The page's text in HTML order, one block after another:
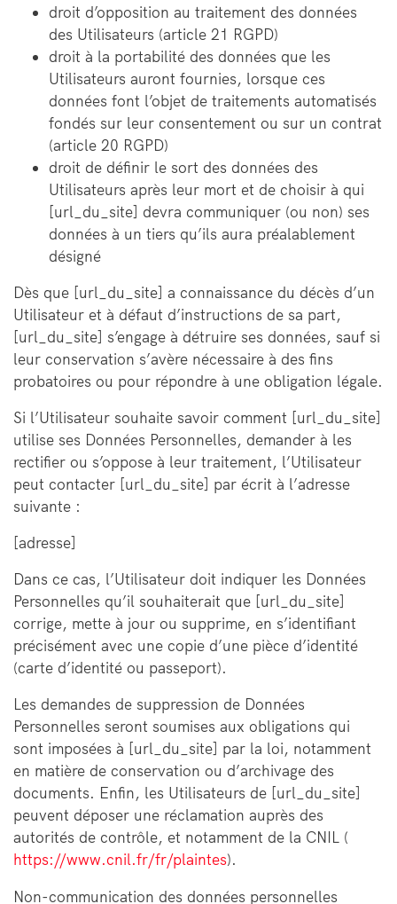
droit d’opposition au traitement des données
des Utilisateurs (article 21 RGPD)
droit à la portabilité des données que les
Utilisateurs auront fournies, lorsque ces
données font l’objet de traitements automatisés
fondés sur leur consentement ou sur un contrat
(article 20 RGPD)
droit de définir le sort des données des
Utilisateurs après leur mort et de choisir à qui
[url_du_site] devra communiquer (ou non) ses
données à un tiers qu’ils aura préalablement
désigné
Dès que [url_du_site] a connaissance du décès d’un
Utilisateur et à défaut d’instructions de sa part,
[url_du_site] s’engage à détruire ses données, sauf si
leur conservation s’avère nécessaire à des fins
probatoires ou pour répondre à une obligation légale.
Si l’Utilisateur souhaite savoir comment [url_du_site]
utilise ses Données Personnelles, demander à les
rectifier ou s’oppose à leur traitement, l’Utilisateur
peut contacter [url_du_site] par écrit à l’adresse
suivante :
[adresse]
Dans ce cas, l’Utilisateur doit indiquer les Données
Personnelles qu’il souhaiterait que [url_du_site]
corrige, mette à jour ou supprime, en s’identifiant
précisément avec une copie d’une pièce d’identité
(carte d’identité ou passeport).
Les demandes de suppression de Données
Personnelles seront soumises aux obligations qui
sont imposées à [url_du_site] par la loi, notamment
en matière de conservation ou d’archivage des
documents. Enfin, les Utilisateurs de [url_du_site]
peuvent déposer une réclamation auprès des
autorités de contrôle, et notamment de la CNIL (
https://www.cnil.fr/fr/plaintes).
Non-communication des données personnelles